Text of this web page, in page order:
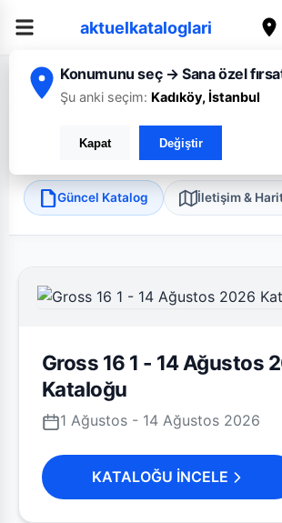
aktuelkataloglari
Konumunu seç → Sana özel
Şu anki seçim: Kadıköy, İstanbul
Kapat Değiştir
Ana Sayfa/Bursa/Gross 16 /Çamlıca
Gross 16 Çamlıca
Nilüfer, Bursa •
Güncel Katalog İletişim &
Gross 16 1 - 14 Ağustos
Kataloğu
1 Ağustos - 14 Ağustos 2026
KATALOĞU İNCELE